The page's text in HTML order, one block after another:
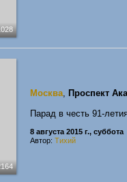
Москва, Проспект
Парад в честь 91-
8 августа 2015 г., суббота
Автор: Тихий